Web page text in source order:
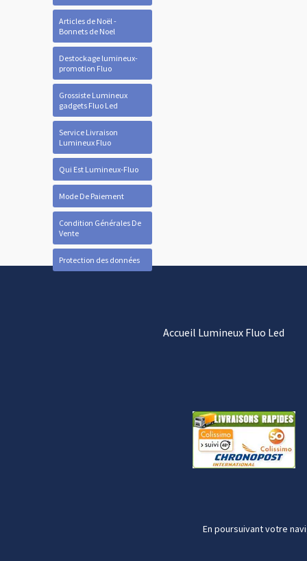
Articles de Noël -
Bonnets de Noel
Destockage lumineux-
promotion Fluo
Grossiste Lumineux
gadgets Fluo Led
Service Livraison
Lumineux Fluo
Qui Est Lumineux-Fluo
Mode De Paiement
Condition Générales De
Vente
Protection des données
Accueil Lumineux Fluo Led
En poursuivant votre